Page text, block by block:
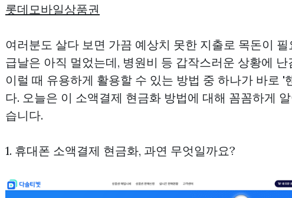
롯데모바일상품권
여러분도 살다 보면 가끔 예상치 못한 지출로 목돈이
급날은 아직 멀었는데, 병원비 등 갑작스러운 상황에
이럴 때 유용하게 활용할 수 있는 방법 중 하나가 바로 '
다. 오늘은 이 소액결제 현금화 방법에 대해 꼼꼼하게
습니다.
1. 휴대폰 소액결제 현금화, 과연 무엇일까요?